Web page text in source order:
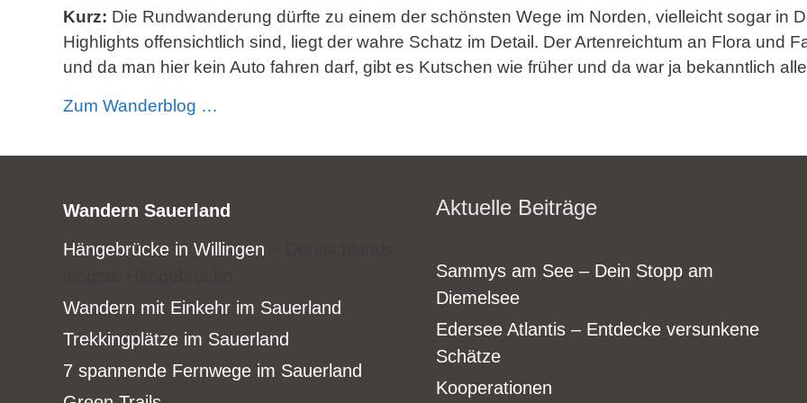
Kurz: Die Rundwanderung dürfte zu einem der schönsten Wege im Norden, vielleicht sogar in
Highlights offensichtlich sind, liegt der wahre Schatz im Detail. Der Artenreichtum an Flora und
und da man hier kein Auto fahren darf, gibt es Kutschen wie früher und da war ja bekanntlich
Zum Wanderblog …
Wandern Sauerland
Hängebrücke in Willingen
Wandern mit Einkehr im Sauerland
Trekkingplätze im Sauerland
7 spannende Fernwege im Sauerland
Aktuelle Beiträge
Sammys am See – Dein Stopp am
Diemelsee
Edersee Atlantis – Entdecke versunkene
Schätze
Kooperationen